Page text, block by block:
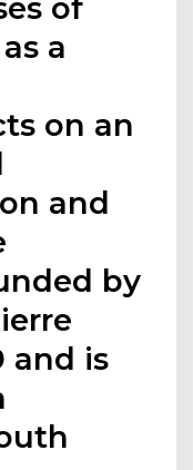
a
on an
and
by
and is